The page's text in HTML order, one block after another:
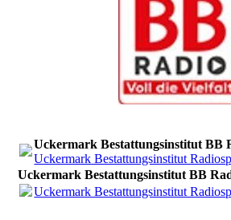
Uckermark Bestattungsinstitut BB
Uckermark Bestattungsinstitut
Uckermark Bestattungsinstitut BB
Uckermark Bestattungsinstitut